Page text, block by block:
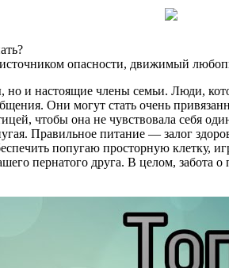
опасности, движимый
и настоящие члены семьи. Люди,
Они могут стать очень
чтобы она не чувствовала себя
Правильное питание — залог
попугаю просторную клетку,
пернатого друга. В целом,